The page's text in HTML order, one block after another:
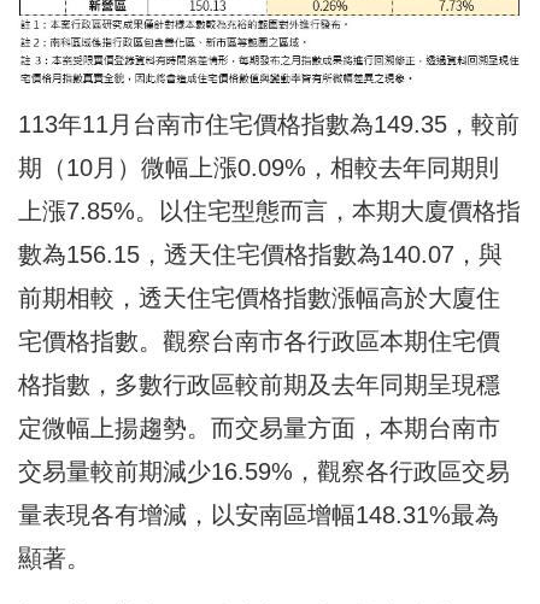
113年11月台南市住宅價格指數為149.35，較前
期（10月）微幅上漲0.09%，相較去年同期則
上漲7.85%。以住宅型態而言，本期大廈價格指
數為156.15，透天住宅價格指數為140.07，與
前期相較，透天住宅價格指數漲幅高於大廈住
宅價格指數。觀察台南市各行政區本期住宅價
格指數，多數行政區較前期及去年同期呈現穩
定微幅上揚趨勢。而交易量方面，本期台南市
交易量較前期減少16.59%，觀察各行政區交易
量表現各有增減，以安南區增幅148.31%最為
顯著。